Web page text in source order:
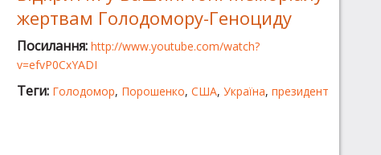
жертвам Голодомору-Геноциду
Посилання: http://www.youtube.com/watch?
v=efvP0CxYADI
Теги: Голодомор, Порошенко, США, Україна, президент